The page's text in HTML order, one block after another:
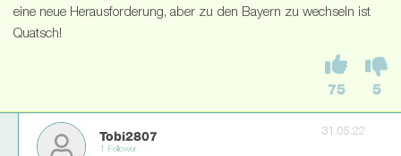
eine neue Herausforderung, aber zu den Bayern zu wechseln ist
Quatsch!
75 5
Tobi2807
1 Follower
31.05.22